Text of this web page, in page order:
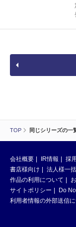
TOP 同じシリーズの一
会社概要 IR情報 採
書店様向け
法人様一
作品の利用について
サイトポリシー
Do
利用者情報の外部送信